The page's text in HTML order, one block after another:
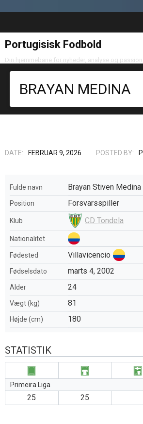
Portugisisk Fodbold
Din hjemmebane for nyheder, analyse og
BRAYAN MEDINA
DATE: FEBRUAR 9, 2026 POSTED BY:
Fulde navn Brayan Stiven Medina
Position Forsvarsspiller
Klub CD Tondela
Nationalitet
Fødested Villavicencio
Fødselsdato marts 4, 2002
Alder 24
Vægt (kg) 81
Højde (cm) 180
STATISTIK
Primeira Liga
25 25